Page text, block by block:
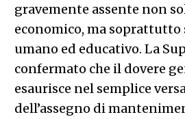
gravemente assente non
economico, ma soprattutto
umano ed educativo. La
confermato che il dovere
esaurisce nel semplice
dell’assegno di